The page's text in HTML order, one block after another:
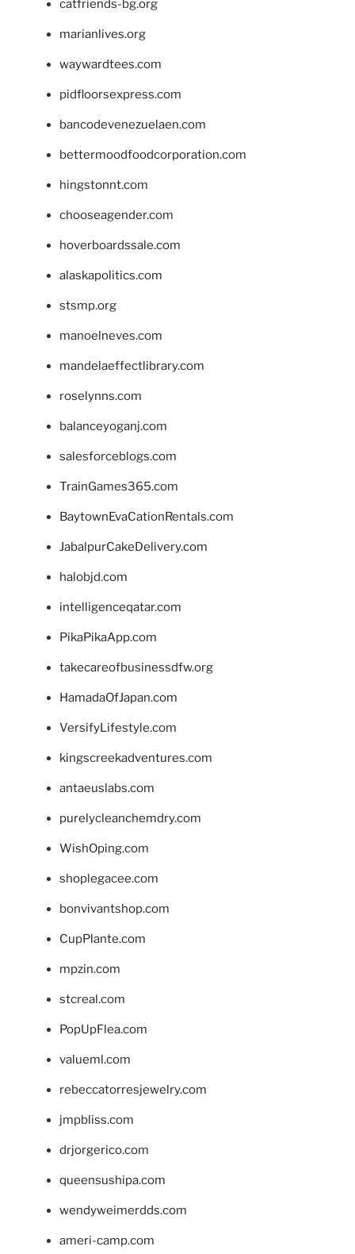
catfriends-bg.org
marianlives.org
waywardtees.com
pidfloorsexpress.com
bancodevenezuelaen.com
bettermoodfoodcorporation.com
hingstonnt.com
chooseagender.com
hoverboardssale.com
alaskapolitics.com
stsmp.org
manoelneves.com
mandelaeffectlibrary.com
roselynns.com
balanceyoganj.com
salesforceblogs.com
TrainGames365.com
BaytownEvaCationRentals.com
JabalpurCakeDelivery.com
halobjd.com
intelligenceqatar.com
PikaPikaApp.com
takecareofbusinessdfw.org
HamadaOfJapan.com
VersifyLifestyle.com
kingscreekadventures.com
antaeuslabs.com
purelycleanchemdry.com
WishOping.com
shoplegacee.com
bonvivantshop.com
CupPlante.com
mpzin.com
stcreal.com
PopUpFlea.com
valueml.com
rebeccatorresjewelry.com
jmpbliss.com
drjorgerico.com
queensushipa.com
wendyweimerdds.com
ameri-camp.com